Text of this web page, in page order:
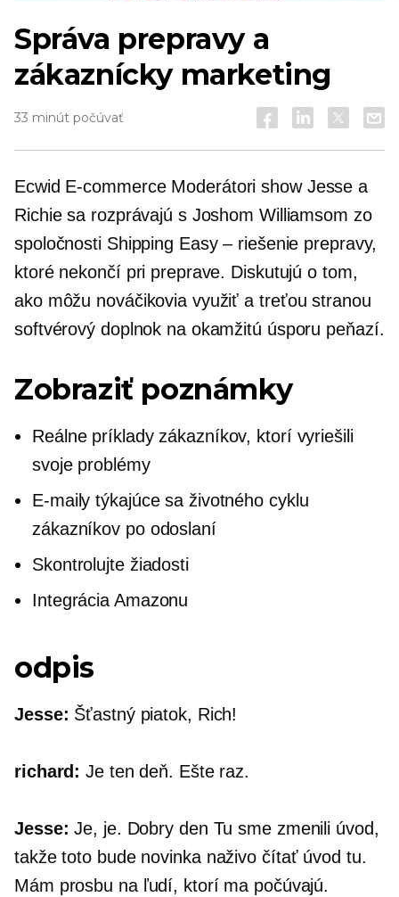
Správa prepravy a
zákaznícky marketing
33 minút počúvať
Ecwid E-commerceModerátori show Jesse a
Richie sa rozprávajú s Joshom Williamsom zo
spoločnosti Shipping Easy – riešenie prepravy,
ktoré nekončí pri preprave. Diskutujú o tom,
ako môžu nováčikovia využiť a treťou stranou
softvérový doplnok na okamžitú úsporu peňazí.
Zobraziť poznámky
Reálne príklady zákazníkov, ktorí vyriešili
svoje problémy
E-maily týkajúce sa životného cyklu
zákazníkov po odoslaní
Skontrolujte žiadosti
Integrácia Amazonu
odpis
Jesse: Šťastný piatok, Rich!
richard: Je ten deň. Ešte raz.
Jesse: Je, je. Dobry den Tu sme zmenili úvod,
takže toto bude novinka naživo čítaťúvod tu.
Mám prosbu na ľudí, ktorí ma počúvajú.